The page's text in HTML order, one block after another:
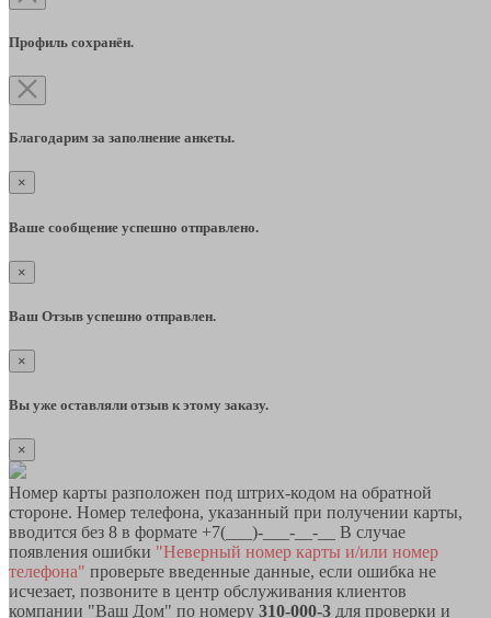
Профиль сохранён.
Благодарим за заполнение анкеты.
×
Ваше сообщение успешно отправлено.
×
Ваш Отзыв успешно отправлен.
×
Вы уже оставляли отзыв к этому заказу.
×
Номер карты разположен под штрих-кодом на обратной
стороне. Номер телефона, указанный при получении карты,
вводится без 8 в формате +7(___)-___-__-__ В случае
появления ошибки "Неверный номер карты и/или номер
телефона" проверьте введенные данные, если ошибка не
исчезает, позвоните в центр обслуживания клиентов
компании "Ваш Дом" по номеру 310-000-3 для проверки и